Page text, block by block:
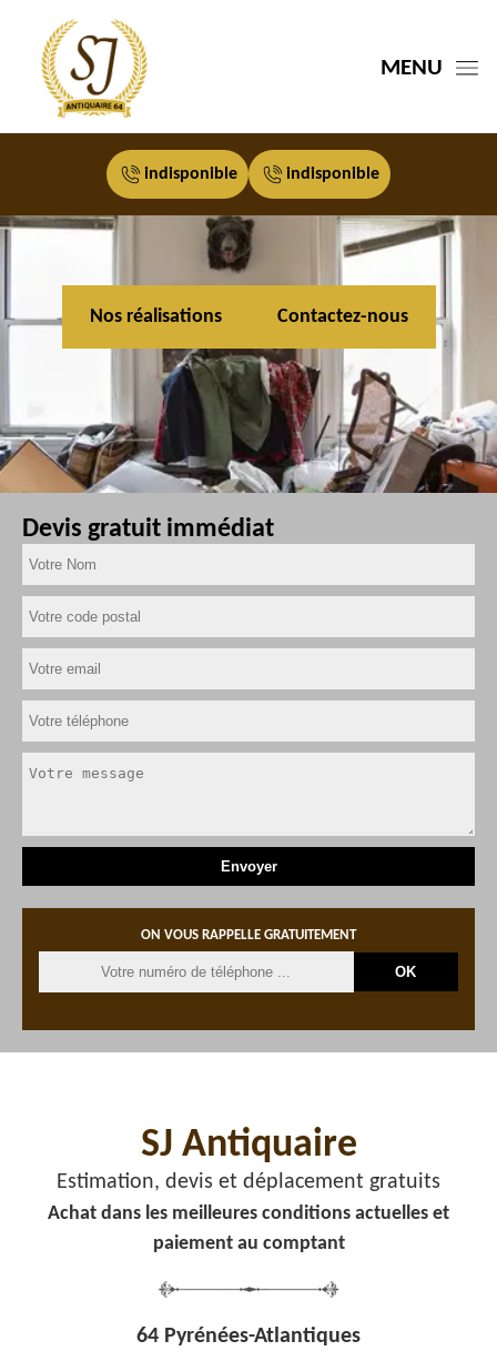
MENU
indisponible indisponible
Nos réalisations Contactez-nous
Devis gratuit immédiat
ON VOUS RAPPELLE GRATUITEMENT
SJ Antiquaire
Estimation, devis et déplacement gratuits
Achat dans les meilleures conditions actuelles et
paiement au comptant
64 Pyrénées-Atlantiques